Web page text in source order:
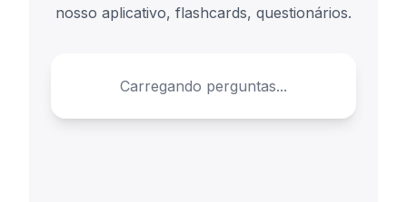
nosso aplicativo, flashcards, questionários.
Carregando perguntas...